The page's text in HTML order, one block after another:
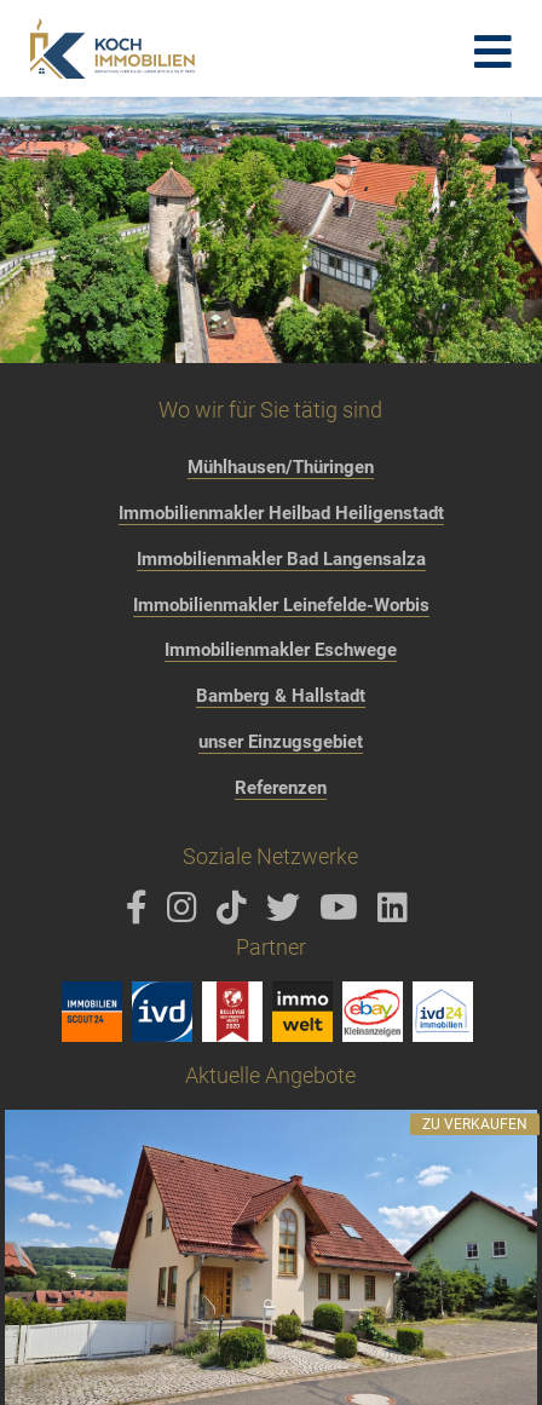
Wo wir für Sie tätig sind
Mühlhausen/Thüringen
Immobilienmakler Heilbad Heiligenstadt
Immobilienmakler Bad Langensalza
Immobilienmakler Leinefelde-Worbis
Immobilienmakler Eschwege
Bamberg & Hallstadt
unser Einzugsgebiet
Referenzen
Soziale Netzwerke
Partner
Aktuelle Angebote
ZU VERKAUFEN